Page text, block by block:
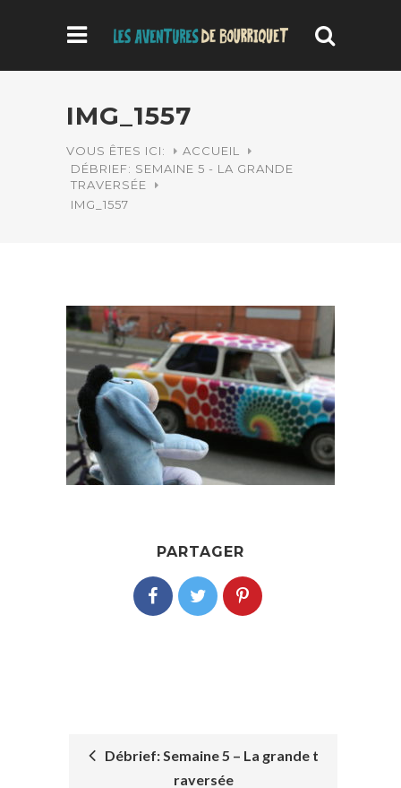
IMG_1557
VOUS ÊTES ICI:
ACCUEIL
DÉBRIEF: SEMAINE 5 - LA GRANDE
TRAVERSÉE
IMG_1557
PARTAGER
Débrief: Semaine 5 – La grande t
raversée